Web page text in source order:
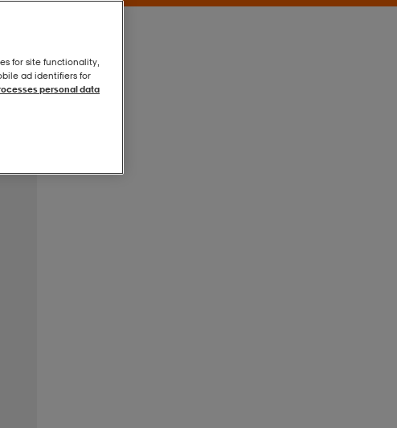
for site functionality,
ad identifiers for
personal data